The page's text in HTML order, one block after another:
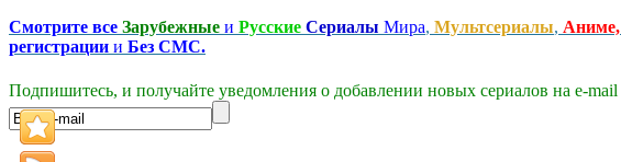
Смотрите все Зарубежные и Русские Сериалы Мира, Мультсериалы, Аниме,
регистрации и Без СМС.
Подпишитесь, и получайте уведомления о добавлении новых сериалов на e-mаil